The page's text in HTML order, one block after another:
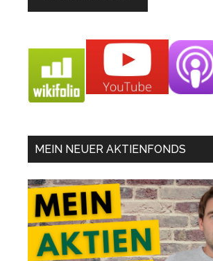
MEIN NEUER AKTIENFONDS